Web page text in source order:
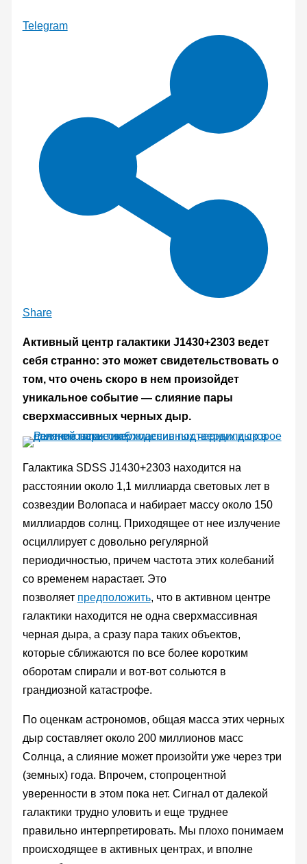
Telegram
Share
Активный центр галактики J1430+2303 ведет
себя странно: это может свидетельствовать о
том, что очень скоро в нем произойдет
уникальное событие — слияние пары
сверхмассивных черных дыр.
Галактика SDSS J1430+2303 находится на
расстоянии около 1,1 миллиарда световых лет в
созвездии Волопаса и набирает массу около 150
миллиардов солнц. Приходящее от нее излучение
осциллирует с довольно регулярной
периодичностью, причем частота этих колебаний
со временем нарастает. Это
позволяет предположить, что в активном центре
галактики находится не одна сверхмассивная
черная дыра, а сразу пара таких объектов,
которые сближаются по все более коротким
оборотам спирали и вот-вот сольются в
грандиозной катастрофе.
По оценкам астрономов, общая масса этих черных
дыр составляет около 200 миллионов масс
Солнца, а слияние может произойти уже через три
(земных) года. Впрочем, стопроцентной
уверенности в этом пока нет. Сигнал от далекой
галактики трудно уловить и еще труднее
правильно интерпретировать. Мы плохо понимаем
происходящее в активных центрах, и вполне